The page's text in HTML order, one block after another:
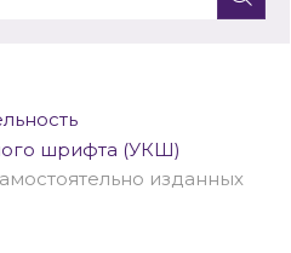
шрифта (УКШ)
изданных